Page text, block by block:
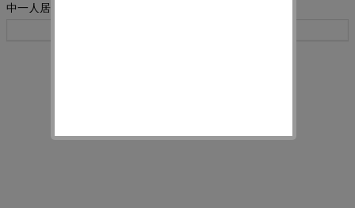
中一人居然還是她祟拜的桐生千圣學長!??